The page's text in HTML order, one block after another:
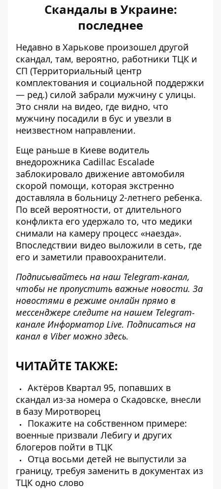
Скандалы в Украине:
последнее
Недавно в Харькове произошел другой
скандал, там, вероятно, работники ТЦК и
СП (Территориальный центр
комплектования и социальной поддержки
— ред.) силой забрали мужчину с улицы.
Это сняли на видео, где видно, что
мужчину посадили в бус и увезли в
неизвестном направлении.
Еще раньше в Киеве водитель
внедорожника Cadillac Escalade
заблокировало движение автомобиля
скорой помощи, которая экстренно
доставляла в больницу 2-летнего ребенка.
По всей вероятности, от длительного
конфликта его удержало то, что медики
снимали на камеру процесс «наезда».
Впоследствии видео выложили в сеть, где
его и заметили правоохранители.
Подписывайтесь на наш Telegram-канал,
чтобы не пропустить важные новости. За
новостями в режиме онлайн прямо в
мессенджере следите на нашем Telegram-
канале Информатор Live. Подписаться на
канал в Viber можно здесь.
ЧИТАЙТЕ ТАКЖЕ:
Актёров Квартал 95, попавших в
скандал из-за номера о Скадовске, внесли
в базу Миротворец
Покажите на собственном примере:
военные призвали Лебигу и других
блогеров пойти в ТЦК
Отца восьми детей не выпустили за
границу, требуя заменить в документах из
ТЦК одно слово